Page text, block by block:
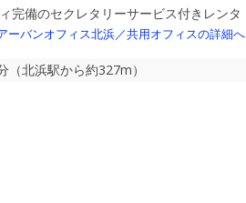
完備のセクレタリーサービス付きレンタ
ーバンオフィス北浜／共用オフィスの詳細へ
北浜駅から約327m）